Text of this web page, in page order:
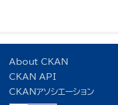
About CKAN
CKAN API
CKANアソシエーション